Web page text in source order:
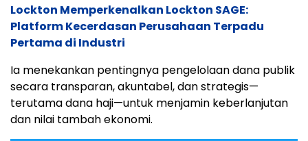
Lockton Memperkenalkan Lockton SAGE:
Platform Kecerdasan Perusahaan Terpadu
Pertama di Industri
Ia menekankan pentingnya pengelolaan dana publik
secara transparan, akuntabel, dan strategis—
terutama dana haji—untuk menjamin keberlanjutan
dan nilai tambah ekonomi.